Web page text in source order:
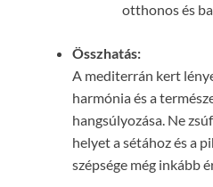
otthonos és
Összhatás:
A mediterrán kert
harmónia és a
hangsúlyozása. Ne
helyet a sétához és a
szépsége még inkább